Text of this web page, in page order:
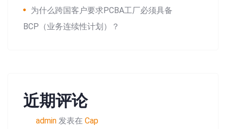
为什么跨国客户要求PCBA工厂必须具备
BCP（业务连续性计划）？
近期评论
admin 发表在 Cap